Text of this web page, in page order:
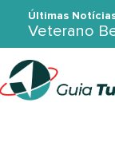
Últimas
Veterano